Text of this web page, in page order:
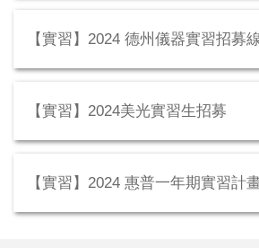
【實習】2024 德州儀器實習招募
【實習】2024美光實習生招募
【實習】2024 惠普一年期實習計